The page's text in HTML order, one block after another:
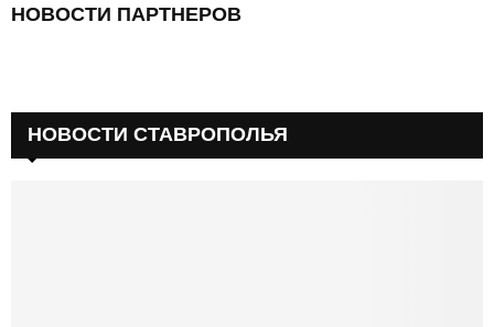
НОВОСТИ ПАРТНЕРОВ
НОВОСТИ СТАВРОПОЛЬЯ